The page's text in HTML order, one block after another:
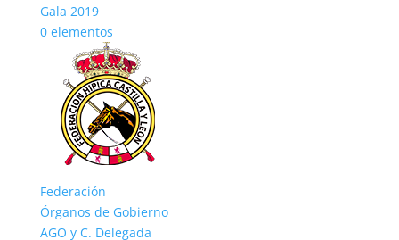
Gala 2019
0 elementos
Federación
Órganos de Gobierno
AGO y C. Delegada